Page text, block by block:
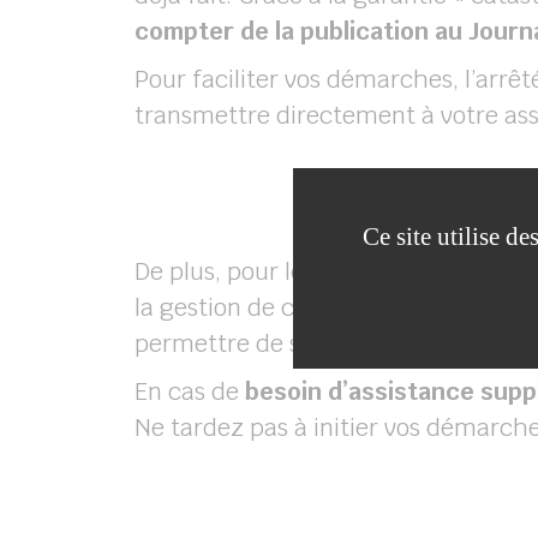
compter de la publication au
Pour faciliter vos démarches,
transmettre directement à votre
De plus, pour les
la gestion de cette crise. N’hésitez
permettre de surmonter plus
En cas de besoin d’assistance
Ne tardez pas à initier vos
Ce site utilise